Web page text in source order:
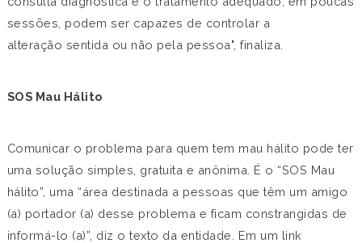
sessões, podem ser capazes de controlar a
alteração sentida ou não pela pessoa", finaliza.
SOS Mau Hálito
Comunicar o problema para quem tem mau hálito pode ter
uma solução simples, gratuita e anônima. É o “SOS Mau
hálito”, uma “área destinada a pessoas que têm um amigo
(a) portador (a) desse problema e ficam constrangidas de
informá-lo (a)”, diz o texto da entidade. Em um link